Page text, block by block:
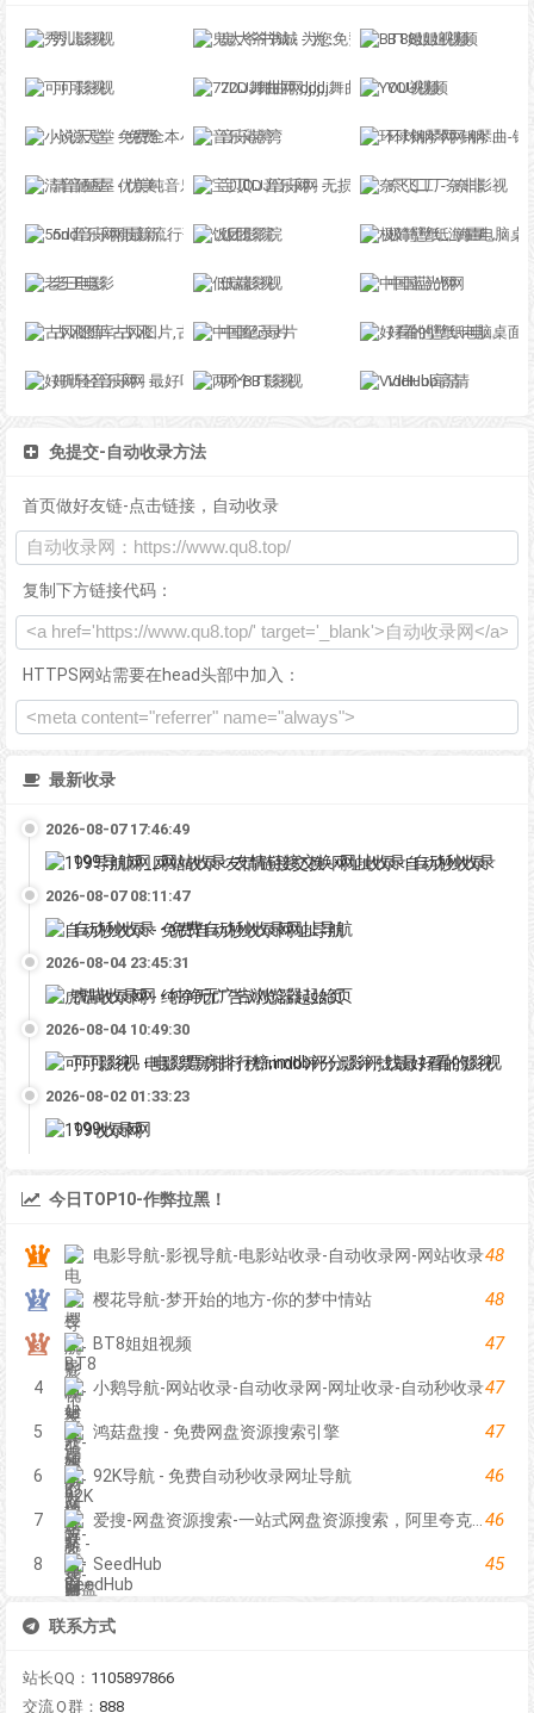
秀儿影视 鬼大爷书城 - 为您免费提供在线阅读服务 BT8姐姐视频
可可影视 72DJ舞曲网,dj,dj舞曲 YOU视频
小说天堂 - 免费全本小说,TXT小说下载网 音乐港湾 环球钢琴网-钢琴曲-钢琴谱-钢琴入门-钢琴考级
清音陋屋 - 优美纯音乐精美散文分享网站 宝贝DJ音乐网 - 无损高品质DJ舞曲分享,音质最好的DJ免费下载网站 奈飞工厂-奈非影视
5nd音乐网|最新流行歌曲|MP3歌曲免费下载|好听的歌|音乐下载 免费听mp3音乐 饭团影院 极简壁纸_海量电脑桌面壁纸美图_4K超高清_最潮壁纸网站
老王电影 低端影视 中国蓝光网
古风图库-古风图片,古风写真,古风摄影,古风素材,古风手绘,古风插画,古风水墨 中国纪录片 好看的壁纸-电脑桌面壁纸图片_高清手机壁纸-qq壁纸网
好听轻音乐网 - 最好听的轻音乐分享、试听、欣赏、下载、推荐、排行 两个BT影视 VidHub高清
免提交-自动收录方法
首页做好友链-点击链接，自动收录
复制下方链接代码：
HTTPS网站需要在head头部中加入：
最新收录
2026-08-07 17:46:49
199导航网_网站收录-友情链接交换-网址收录-自动秒收录
2026-08-07 08:11:47
自动秒收录 - 免费自动秒收录网址导航
2026-08-04 23:45:31
虎喵收录网 - 纯净无广告浏览器起始页
2026-08-04 10:49:30
可可影视 - 电影票房排行榜,imdb评分,影评,找最好看的影视
2026-08-02 01:33:23
199收录网
今日TOP10-作弊拉黑！
电影导航-影视导航-电影站收录-自动收录网-网站收录48
樱花导航-梦开始的地方-你的梦中情站 48
BT8姐姐视频 47
4 小鹅导航-网站收录-自动收录网-网址收录-自动秒收录47
5 鸿菇盘搜 - 免费网盘资源搜索引擎 47
6 92K导航 - 免费自动秒收录网址导航 46
7 爱搜-网盘资源搜索-一站式网盘资源搜索，阿里夸克百度迅雷UC全聚合46
8 SeedHub 45
联系方式
站长QQ： 1105897866
交流Ｑ群： 888